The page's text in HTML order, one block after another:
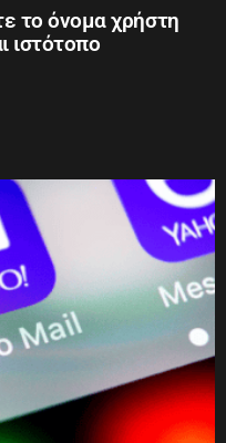
το όνομα χρήστη
ιστότοπο